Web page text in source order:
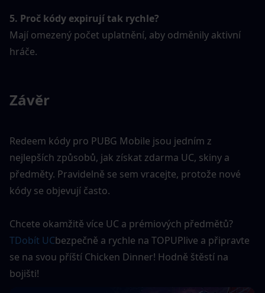
5. Proč kódy expirují tak rychle?
Mají omezený počet uplatnění, aby odměnily aktivní
hráče.
Závěr
Redeem kódy pro PUBG Mobile jsou jedním z
nejlepších způsobů, jak získat zdarma UC, skiny a
předměty. Pravidelně se sem vracejte, protože nové
kódy se objevují často.
Chcete okamžitě více UC a prémiových předmětů?
TDobít UCbezpečně a rychle na TOPUPlive a připravte
se na svou příští Chicken Dinner! Hodně štěstí na
bojišti!